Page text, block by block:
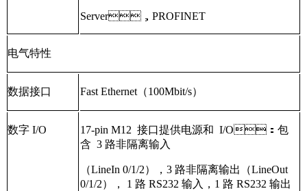
Server，PROFINET
电气特性
数据接口 Fast Ethernet（100Mbit/s）
数字 I/O
17-pin M12 接口提供电源和 I/O：包
含 3 路非隔离输入
（LineIn 0/1/2），3 路非隔离输出（LineOut
0/1/2）， 1 路 RS232 输入，1 路 RS232 输出